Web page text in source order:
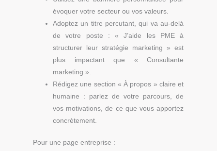
évoquer votre secteur ou vos valeurs.
Adoptez un titre percutant, qui va au-delà
de votre poste : « J’aide les PME à
structurer leur stratégie marketing » est
plus impactant que « Consultante
marketing ».
Rédigez une section « À propos » claire et
humaine : parlez de votre parcours, de
vos motivations, de ce que vous apportez
concrètement.
Pour une page entreprise :